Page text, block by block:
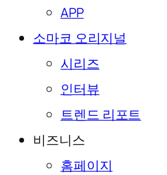
APP
소마코 오리지널
시리즈
인터뷰
트렌드 리포트
비즈니스
홈페이지